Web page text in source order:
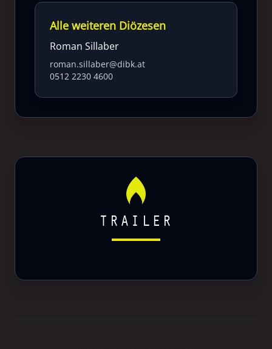
Alle weiteren Diözesen
Roman Sillaber
roman.sillaber@dibk.at
0512 2230 4600
TRAILER